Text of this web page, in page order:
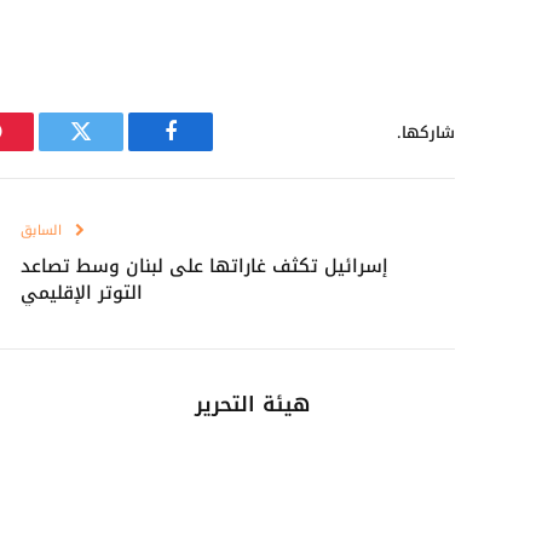
شاركها.
فيسبوك تويتر
السابق
إسرائيل تكثف غاراتها على لبنان وسط تصاعد
التوتر الإقليمي
هيئة التحرير